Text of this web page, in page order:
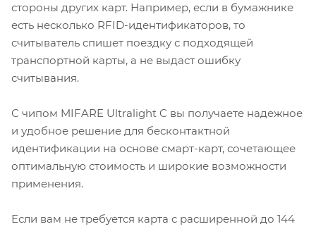
стороны других карт. Например, если в бумажнике
есть несколько RFID-идентификаторов, то
считыватель спишет поездку с подходящей
транспортной карты, а не выдаст ошибку
считывания.
С чипом MIFARE Ultralight C вы получаете надежное
и удобное решение для бесконтактной
идентификации на основе смарт-карт, сочетающее
оптимальную стоимость и широкие возможности
применения.
Если вам не требуется карта с расширенной до 144